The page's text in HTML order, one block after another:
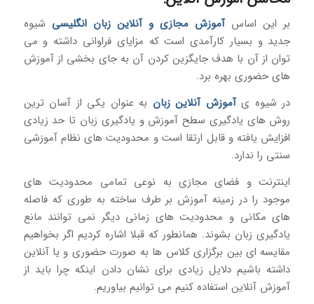
بر این اساسآموزش مجازی و آنلاین زبان انگلیسی شیوه
جدید و بسیار کارآمدی است که مزایای فراوانی داشته و می
توان از آن با هدف جایگزین کردن آن به جای بخشی از آموزش
های حضوری بهره برد.
در شیوه یآموزش آنلاین زبان به عنوان یکی از آسان ترین
روش های یادگیری سطح آموزش و یادگیری زبان تا حد زیادی
افزایش یافته و قابل ارتقا است و محدودیت های نظام آموزشی
سنتی را ندارد.
اینترنت و فضای مجازی به نوعی تمامی محدودیت های
موجود را در زمینه آموزش بر طرف ساخته به طوری که فاصله
های مکانی و محدودیت های زمانی دیگر نمی توانند مانع
یادگیری زبان بشوند. همانطور که قبلا اشاره کردیم اگر بخواهیم
مقایسه ای بین برگزاری کلاس ها به صورت حضوری و یا آنلاین
داشته باشیم دلایل زیادی برای نشان دادن اینکه چرا باید از
آموزش آنلاین استفاده کنیم می توانیم بیاوریم.